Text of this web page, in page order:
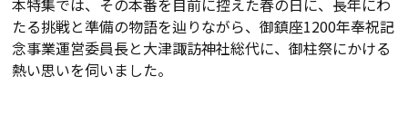
たる挑戦と準備の物語を辿りながら、御鎮座1200年奉祝記
念事業運営委員長と大津諏訪神社総代に、御柱祭にかける
熱い思いを伺いました。